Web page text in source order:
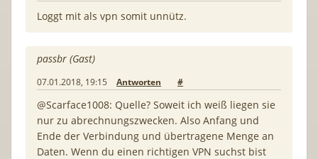
Loggt mit als vpn somit unnütz.
passbr (Gast)
07.01.2018, 19:15 Antworten #
@Scarface1008: Quelle? Soweit ich weiß liegen sie
nur zu abrechnungszwecken. Also Anfang und
Ende der Verbindung und übertragene Menge an
Daten. Wenn du einen richtigen VPN suchst bist